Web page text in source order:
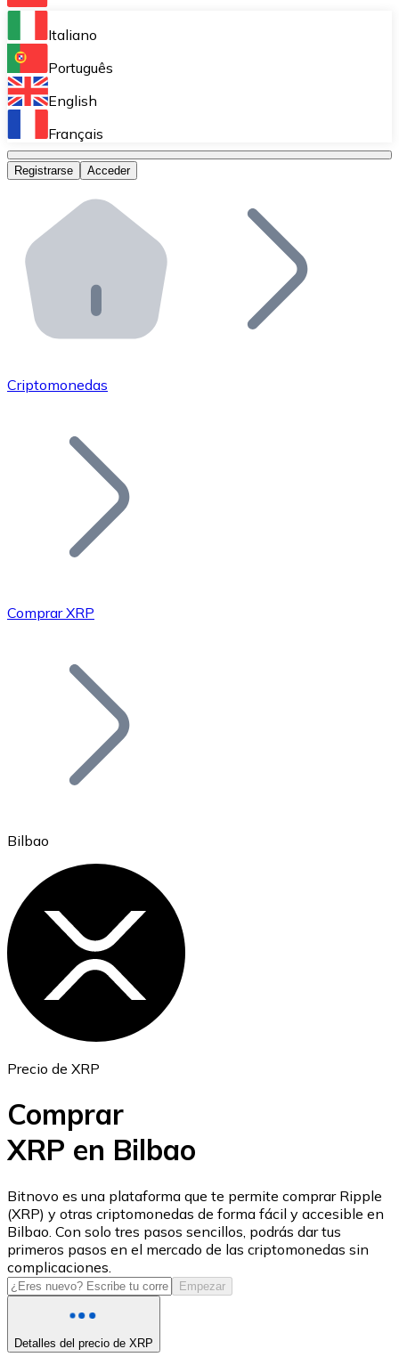
Bitnovo Ramp
Integra nuestra solución en tu plataforma.
Bitnovo Giftcards
Bitnovo OTC
Bitnovo ATM
Integra un ATM Bitnovo en tu negocio y permite que
Bitnovo API
Integra nuestra API en tu ecosistema.
Únete a nuestra red de distribuidores.
Añade tu proyecto a nuestro ecosistema.
Bitcoin
Ethereum
USD Coin
USDC
Italiano
Português
English
Français
Registrarse Acceder
Criptomonedas
Comprar XRP
Bilbao
Precio de XRP
Comprar
XRP en Bilbao
Bitnovo es una plataforma que te permite comprar Ripple
(XRP) y otras criptomonedas de forma fácil y accesible en
Bilbao. Con solo tres pasos sencillos, podrás dar tus
primeros pasos en el mercado de las criptomonedas sin
complicaciones.
Empezar
Detalles del precio de XRP